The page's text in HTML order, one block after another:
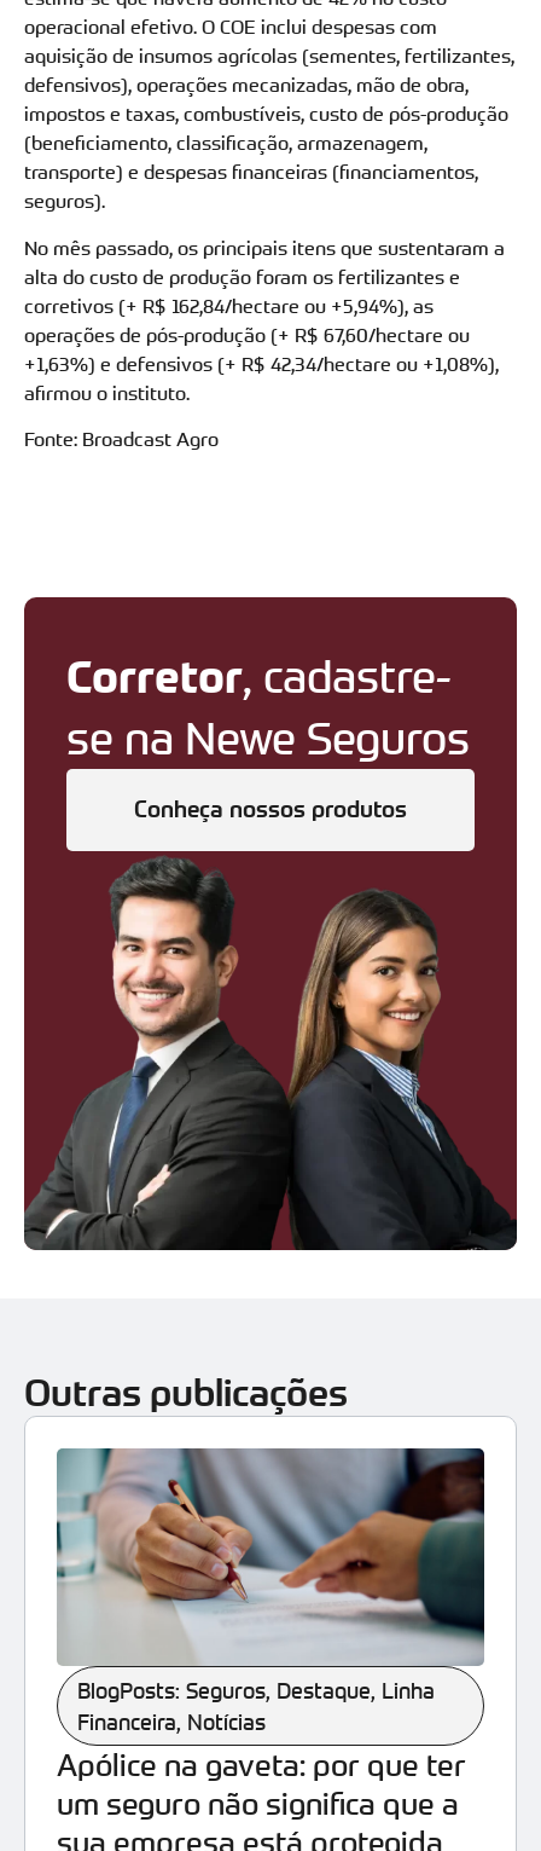
operacional efetivo. O COE inclui despesas com
aquisição de insumos agrícolas (sementes, fertilizantes,
defensivos), operações mecanizadas, mão de obra,
impostos e taxas, combustíveis, custo de pós-produção
(beneficiamento, classificação, armazenagem,
transporte) e despesas financeiras (financiamentos,
seguros).
No mês passado, os principais itens que sustentaram a
alta do custo de produção foram os fertilizantes e
corretivos (+ R$ 162,84/hectare ou +5,94%), as
operações de pós-produção (+ R$ 67,60/hectare ou
+1,63%) e defensivos (+ R$ 42,34/hectare ou +1,08%),
afirmou o instituto.
Fonte: Broadcast Agro
Corretor, cadastre-
se na Newe Seguros
Conheça nossos produtos
Outras publicações
BlogPosts: Seguros, Destaque, Linha
Financeira, Notícias
Apólice na gaveta: por que ter
um seguro não significa que a
sua empresa está protegida